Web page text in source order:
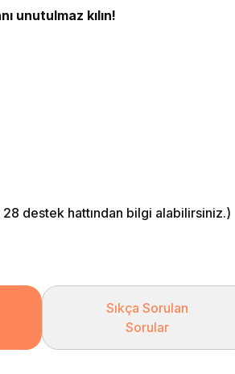
unutulmaz kılın!
destek hattından bilgi alabilirsiniz.)
Sıkça Sorulan
Sorular